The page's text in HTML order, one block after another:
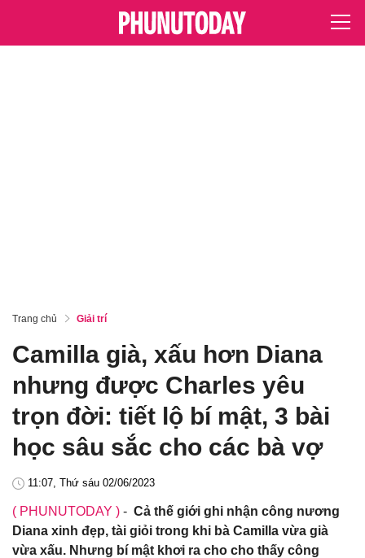
Trang chủ Giải trí
Camilla già, xấu hơn Diana
nhưng được Charles yêu
trọn đời: tiết lộ bí mật, 3 bài
học sâu sắc cho các bà vợ
11:07, Thứ sáu 02/06/2023
( PHUNUTODAY ) - Cả thế giới ghi nhận công nương
Diana xinh đẹp, tài giỏi trong khi bà Camilla vừa già
vừa xấu. Nhưng bí mật khơi ra cho cho thấy công